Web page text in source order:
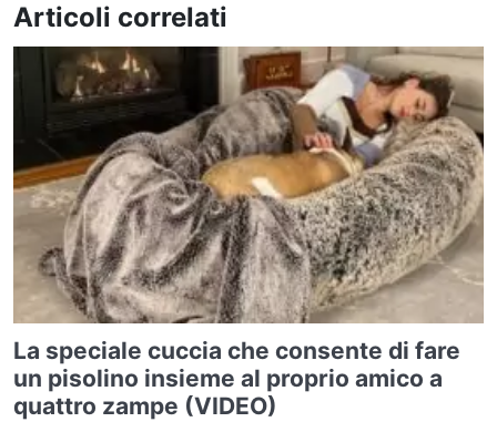
Articoli correlati
La speciale cuccia che consente di fare
un pisolino insieme al proprio amico a
quattro zampe (VIDEO)